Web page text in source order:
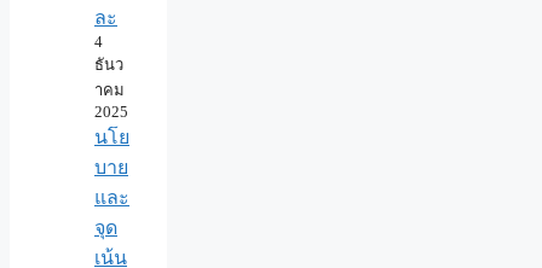
ละ
4
ธันว
าคม
2025
นโย
บาย
และ
จุด
เน้น